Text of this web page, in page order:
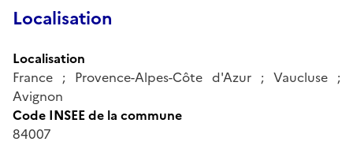
Localisation
Localisation
France ; Provence-Alpes-Côte d'Azur ; Vaucluse ;
Avignon
Code INSEE de la commune
84007